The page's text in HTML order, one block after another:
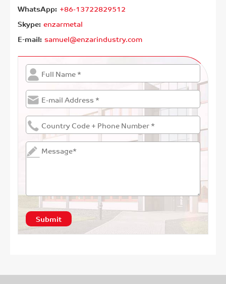
WhatsApp: +86-13722829512
Skype: enzarmetal
E-mail: samuel@enzarindustry.com
Submit